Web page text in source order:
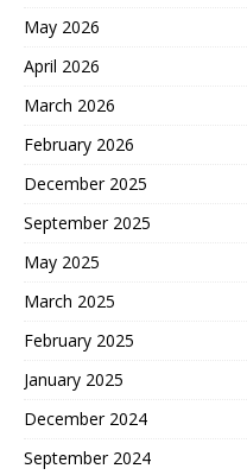
May 2026
April 2026
March 2026
February 2026
December 2025
September 2025
May 2025
March 2025
February 2025
January 2025
December 2024
September 2024